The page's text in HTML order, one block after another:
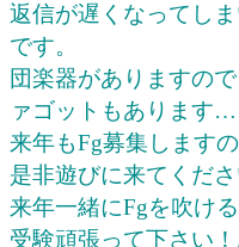
返信が遅くなってし
です。
団楽器がありますの
ァゴットもあります
来年もFg募集します
是非遊びに来てくだ
来年一緒にFgを吹け
受験頑張って下さい